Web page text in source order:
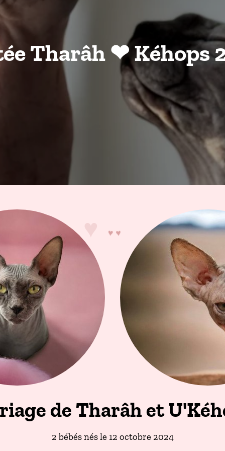
Tharâh ❤ Kéhops
♥
♥
♥
♥
♥
de Tharâh et
2 bébés nés le 12 octobre 2024